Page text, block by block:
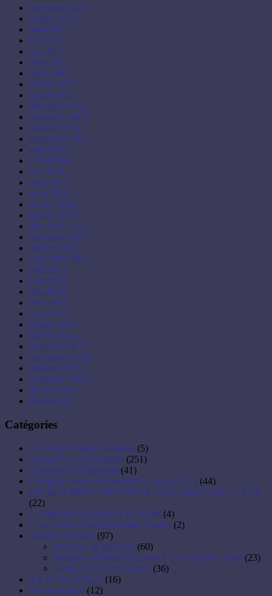
novembre 2017
octobre 2017
août 2017
juin 2017
mai 2017
avril 2017
mars 2017
février 2017
janvier 2017
décembre 2016
novembre 2016
octobre 2016
septembre 2016
août 2016
juillet 2016
mai 2016
avril 2016
mars 2016
février 2016
janvier 2016
décembre 2015
novembre 2015
octobre 2015
septembre 2015
août 2015
juin 2015
mai 2015
avril 2015
mars 2015
février 2015
janvier 2015
décembre 2014
novembre 2014
octobre 2014
septembre 2014
février 2013
février 2012
Catégories
A l'école de Sainte Faustine (5)
Actualités et événements (251)
Annonces d'événement (41)
Comptes-rendus des missions et des veillées (44)
Fête de la Miséricorde Divine à l'Église Saint Sulpice – Paris
(22)
La Miséricorde divine et les Saints (4)
Le message de la Miséricorde Divine (2)
Veillées de prière (97)
Missions en province (60)
Premiers vendredis du mois à Saint Sulpice, Paris (23)
Veillées en Ile-De-France (36)
Vie de l'association (16)
Vie de l'Eglise (12)